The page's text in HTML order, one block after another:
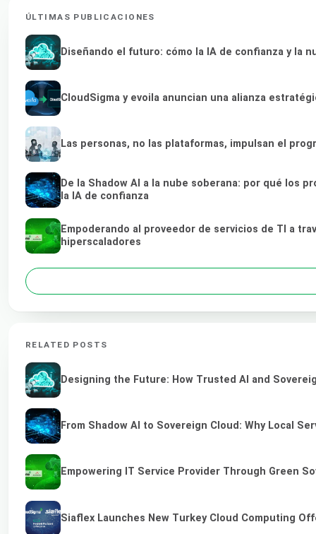
ÚLTIMAS PUBLICACIONES
Diseñando el futuro: cómo la IA de confianza y la
CloudSigma y evoila anuncian una alianza
Las personas, no las plataformas, impulsan el
De la Shadow AI a la nube soberana: por qué los
la IA de confianza
Empoderando al proveedor de servicios de TI a
hiperscaladores
RELATED POSTS
Designing the Future: How Trusted AI and
From Shadow AI to Sovereign Cloud: Why Local
Empowering IT Service Provider Through Green
Siaflex Launches New Turkey Cloud Computing